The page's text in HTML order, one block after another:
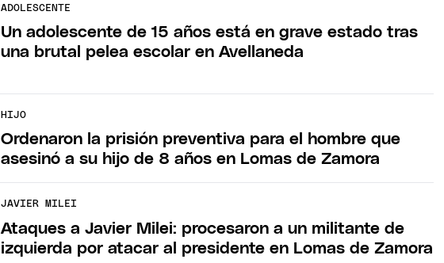
ADOLESCENTE
Un adolescente de 15 años está en grave estado tras
una brutal pelea escolar en Avellaneda
HIJO
Ordenaron la prisión preventiva para el hombre que
asesinó a su hijo de 8 años en Lomas de Zamora
JAVIER MILEI
Ataques a Javier Milei: procesaron a un militante de
izquierda por atacar al presidente en Lomas de Zamora